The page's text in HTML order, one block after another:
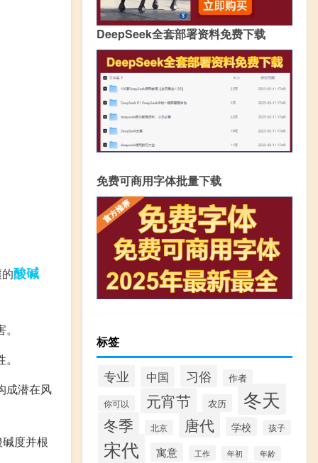
酸碱
成潜在风
度并根
DeepSeek全套部署资料免费下载
免费可商用字体批量下载
标签
专业 中国 习俗 作者
你可以 元宵节 农历 冬天
冬季 北京 唐代 学校 孩子
宋代 寓意 工作 年初 年龄